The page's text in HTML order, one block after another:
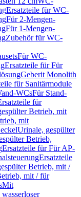
Ersatzteile für WC-
Für 2-Mengen-
Für 1-Mengen-
Zubehör für WC-
Für WC-
Ersatzteile für Für
Geberit Monolith
für Sanitärmodule
WCsFür Stand-
für
Betrieb, mit
mit
Urinale, gespülter
Betrieb,
Ersatzteile für Für AP-
Ersatzteile
Betrieb, mit /
mit / für
Mit